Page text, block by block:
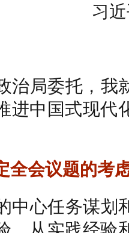
习
治局委托，我
进中国式现代
全会议题的考
心任务谋划